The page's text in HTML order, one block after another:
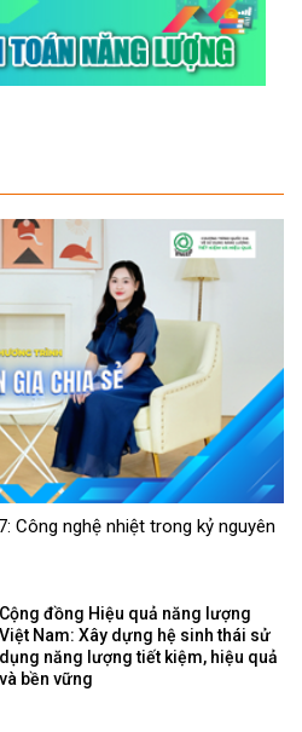
Công nghệ nhiệt trong kỷ nguyên
Cộng đồng Hiệu quả năng lượng
Việt Nam: Xây dựng hệ sinh thái sử
dụng năng lượng tiết kiệm, hiệu quả
và bền vững